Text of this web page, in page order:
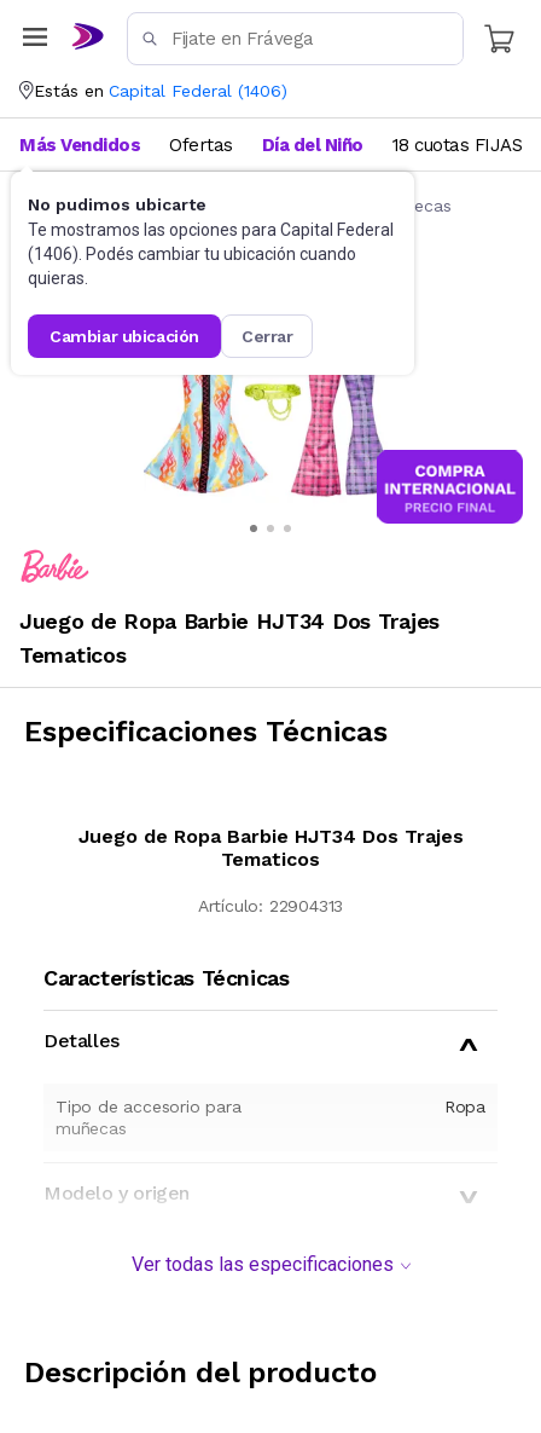
Estás en Capital Federal (1406)
No pudimos ubicarte
Te mostramos las opciones para Capital Federal
(1406). Podés cambiar tu ubicación cuando
quieras.
cambiar ubicación cerrar
Más Vendidos Ofertas Día del Niño 18 cuotas FIJAS
Muñecas y Accesorios Accesorios para muñecas
Juego de Ropa Barbie HJT34 Dos Trajes
Tematicos
Especificaciones Técnicas
Juego de Ropa Barbie HJT34 Dos Trajes
Tematicos
Artículo: 22904313
Características Técnicas
Detalles
Tipo de accesorio para
muñecas
Ropa
Modelo y origen
Ver todas las especificaciones
Descripción del producto